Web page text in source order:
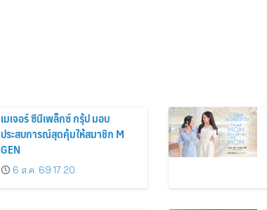
เมเจอร์ ซีนีเพล็กซ์ กรุ้ป มอบ
ประสบการณ์สุดคุ้มให้สมาชิก M
GEN
6 ส.ค. 69 17:20